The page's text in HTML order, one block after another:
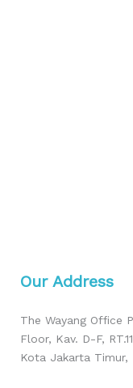
Our Address
The Wayang Office
Floor, Kav. D-F,
Kota Jakarta Timur,